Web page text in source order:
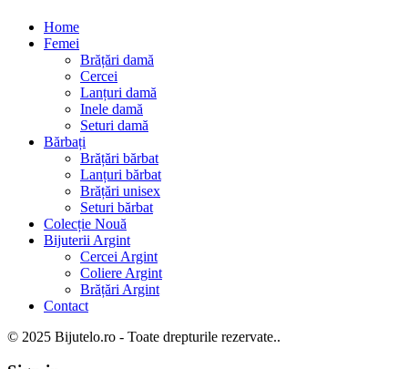
Home
Femei
Brățări damă
Cercei
Lanțuri damă
Inele damă
Seturi damă
Bărbați
Brățări bărbat
Lanțuri bărbat
Brățări unisex
Seturi bărbat
Colecție Nouă
Bijuterii Argint
Cercei Argint
Coliere Argint
Brățări Argint
Contact
© 2025 Bijutelo.ro - Toate drepturile rezervate..